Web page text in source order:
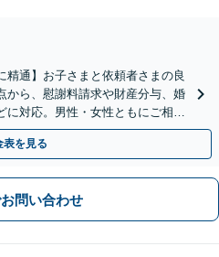
精通】お子さまと依頼者さまの良
から、慰謝料請求や財産分与、婚
に対応。男性・女性ともにご相談
表を見る
問い合わせ